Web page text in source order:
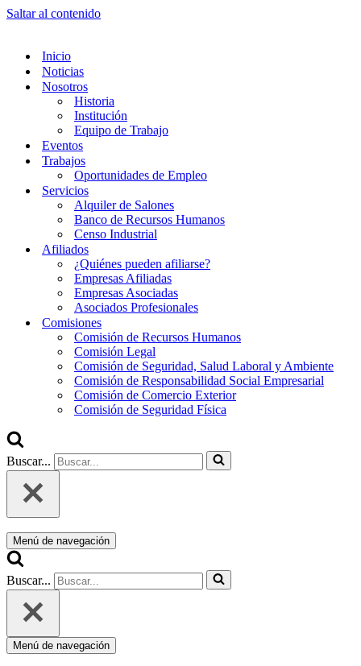
Saltar al contenido
Inicio
Noticias
Nosotros
Historia
Institución
Equipo de Trabajo
Eventos
Trabajos
Oportunidades de Empleo
Servicios
Alquiler de Salones
Banco de Recursos Humanos
Censo Industrial
Afiliados
¿Quiénes pueden afiliarse?
Empresas Afiliadas
Empresas Asociadas
Asociados Profesionales
Comisiones
Comisión de Recursos Humanos
Comisión Legal
Comisión de Seguridad, Salud Laboral y Ambiente
Comisión de Responsabilidad Social Empresarial
Comisión de Comercio Exterior
Comisión de Seguridad Física
Buscar...
Menú de navegación
Buscar...
Menú de navegación